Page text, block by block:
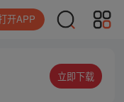
开APP
立即下载